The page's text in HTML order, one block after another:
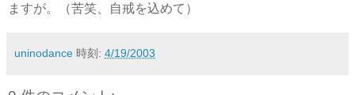
ますが。（苦笑、自戒を込めて）
uninodance 時刻: 4/19/2003